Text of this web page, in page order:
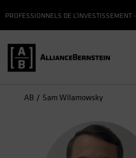
PROFESSIONNELS DE L’INVESTISSEMENT
AB Sam Wilamowsky